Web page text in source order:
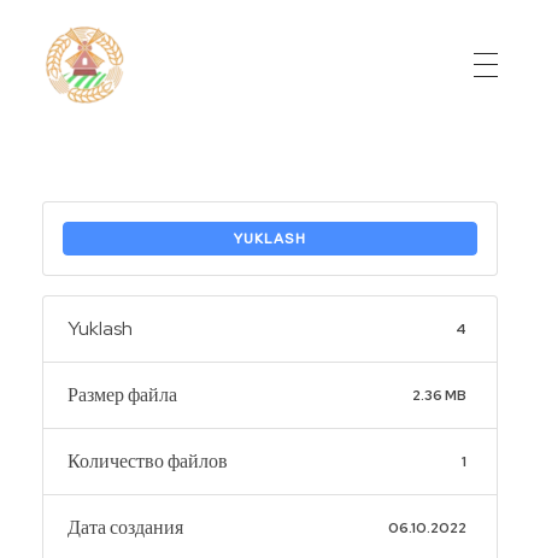
YUKLASH
Yuklash 4
Размер файла 2.36 MB
Количество файлов 1
Дата создания 06.10.2022